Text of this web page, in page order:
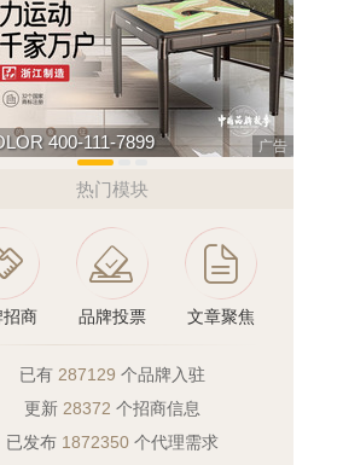
400-012-6012 广告
热门模块
招商 品牌投票 文章聚焦
已有 287129 个品牌入驻
更新 28372 个招商信息
已发布 1872350 个代理需求